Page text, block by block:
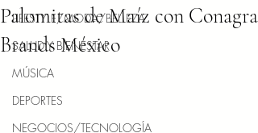
LIFESTYLE/MODA/BELLEZA
SALUD Y BIENESTAR
MÚSICA
DEPORTES
NEGOCIOS/TECNOLOGÍA
Palomitas de Maíz con Conagra
Brands México